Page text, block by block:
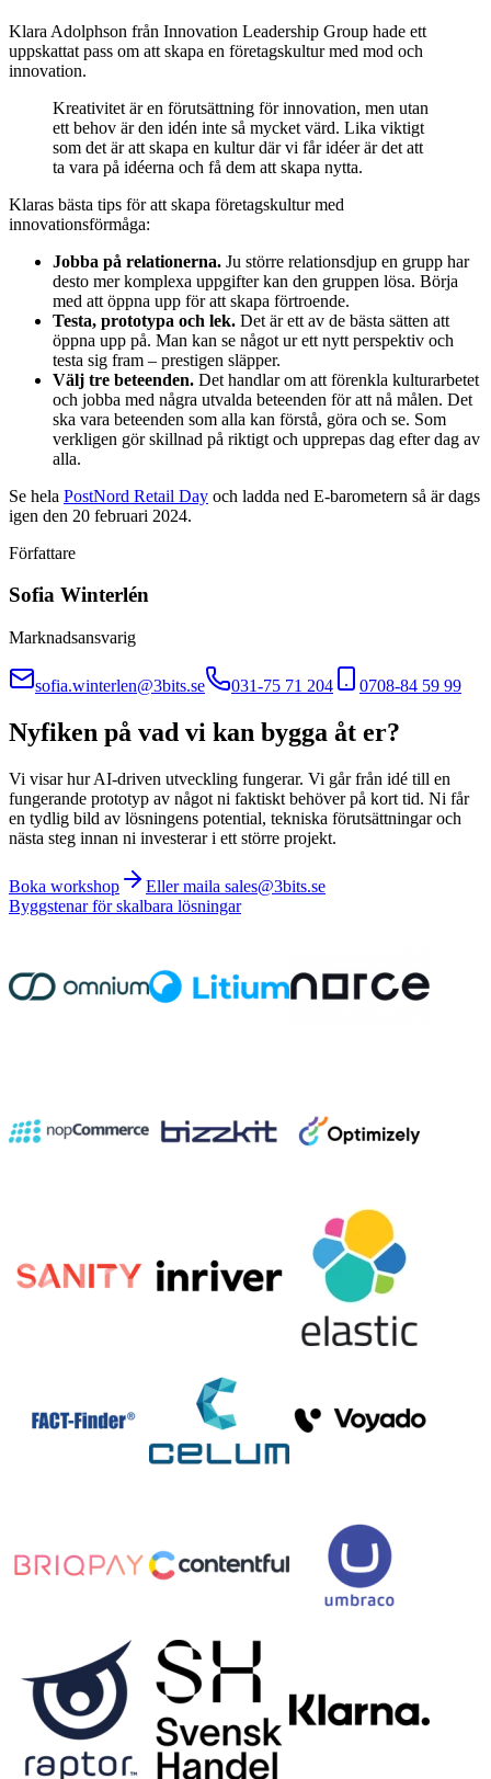
Klara Adolphson från Innovation Leadership Group hade ett
uppskattat pass om att skapa en företagskultur med mod och
innovation.
Kreativitet är en förutsättning för innovation, men utan
ett behov är den idén inte så mycket värd. Lika viktigt
som det är att skapa en kultur där vi får idéer är det att
ta vara på idéerna och få dem att skapa nytta.
Klaras bästa tips för att skapa företagskultur med
innovationsförmåga:
Jobba på relationerna. Ju större relationsdjup en grupp har
desto mer komplexa uppgifter kan den gruppen lösa. Börja
med att öppna upp för att skapa förtroende.
Testa, prototypa och lek. Det är ett av de bästa sätten att
öppna upp på. Man kan se något ur ett nytt perspektiv och
testa sig fram – prestigen släpper.
Välj tre beteenden. Det handlar om att förenkla kulturarbetet
och jobba med några utvalda beteenden för att nå målen. Det
ska vara beteenden som alla kan förstå, göra och se. Som
verkligen gör skillnad på riktigt och upprepas dag efter dag av
alla.
Se hela PostNord Retail Day och ladda ned E-barometern så är dags
igen den 20 februari 2024.
Författare
Sofia Winterlén
Marknadsansvarig
sofia.winterlen@3bits.se 031-75 71 204 0708-84 59 99
Nyfiken på vad vi kan bygga åt er?
Vi visar hur AI-driven utveckling fungerar. Vi går från idé till en
fungerande prototyp av något ni faktiskt behöver på kort tid. Ni får
en tydlig bild av lösningens potential, tekniska förutsättningar och
nästa steg innan ni investerar i ett större projekt.
Boka workshop
Eller maila sales@3bits.se
Byggstenar för skalbara lösningar